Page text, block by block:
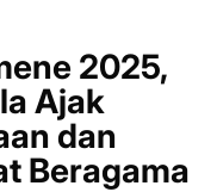
2025,
Ajak
dan
Beragama